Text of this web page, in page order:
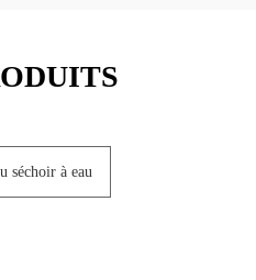
séchoir à eau